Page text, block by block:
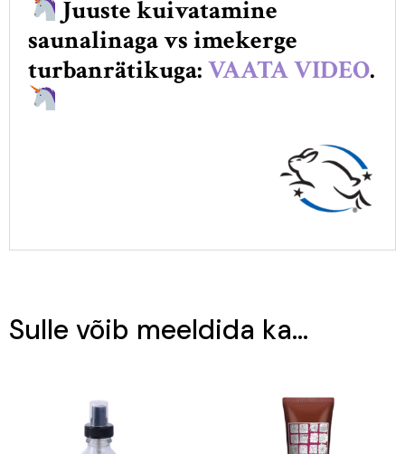
Juuste kuivatamine
saunalinaga vs imekerge
turbanrätikuga:VAATA VIDEO.
Sulle võib meeldida ka…